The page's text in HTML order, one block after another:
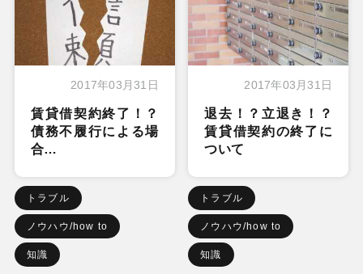
2017年03月31日
賃貸借契約終了！？
債務不履行による場
合…
トラブル
ノウハウ/how to
知識
2017年03月31日
退去！？立退き！？
賃貸借契約の終了に
ついて
トラブル
ノウハウ/how to
知識